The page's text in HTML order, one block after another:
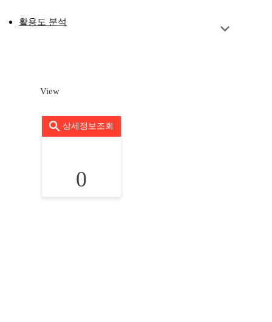
활용도 분석
View
상세정보조회
0